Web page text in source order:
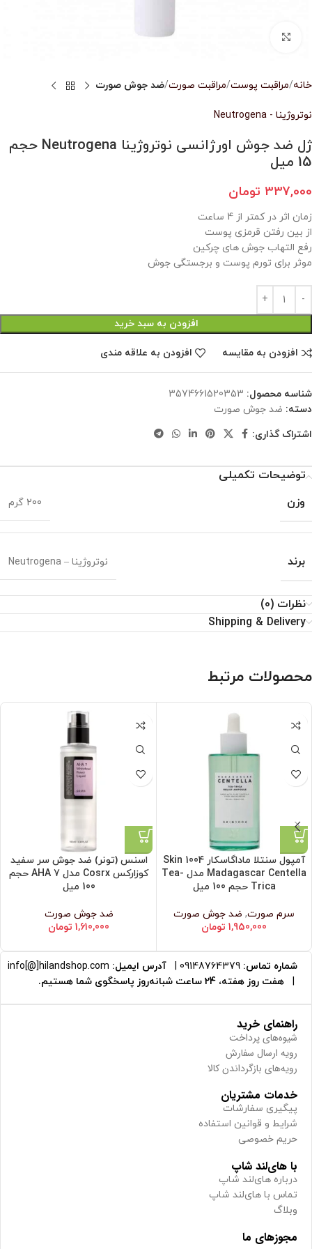
خانه مراقبت پوست مراقبت صورت ضد جوش صورت
نوتروژینا - Neutrogena
ژل ضد جوش اورژانسی نوتروژینا Neutrogena حجم
15 میل
337,000 تومان
زمان اثر در کمتر از 4 ساعت
از بین رفتن قرمزی پوست
رفع التهاب جوش های چرکین
موثر برای تورم پوست و برجستگی جوش
افزودن به سبد خرید
افزودن به مقایسه افزودن به علاقه مندی
شناسه محصول: 3574661520353
دسته: ضد جوش صورت
اشتراک گذاری:
توضیحات تکمیلی
وزن
200 گرم
برند نوتروژینا – Neutrogena
نظرات (0)
Shipping & Delivery
محصولات مرتبط
آمپول سنتلا ماداگاسکار Skin 1004
Madagascar Centella مدل Tea-
Trica حجم 100 میل
سرم صورت, ضد جوش صورت
1,950,000 تومان
اسنس (تونر) ضد جوش سر سفید
کوزارکس Cosrx مدل AHA 7 حجم
100 میل
ضد جوش صورت
1,610,000 تومان
شماره تماس: 09148764379
| آدرس ایمیل: info[@]hilandshop.com
|
هفت روز هفته، 24 ساعت شبانه‌روز پاسخگوی شما هستیم.
راهنمای خرید
شیوه‌های پرداخت
رویه ارسال سفارش
رویه‌های بازگرداندن کالا
خدمات مشتریان
پیگیری سفارشات
شرایط و قوانین استفاده
حریم خصوصی
با های‌لند شاپ
درباره های‌لند شاپ
تماس با های‌لند شاپ
وبلاگ
مجوزهای ما